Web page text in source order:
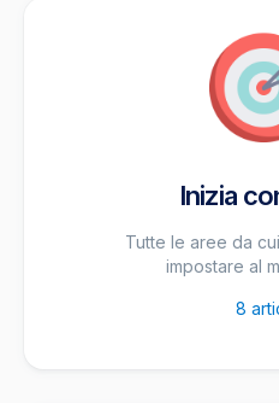
Inizia
Tutte le aree da
impostare al
8